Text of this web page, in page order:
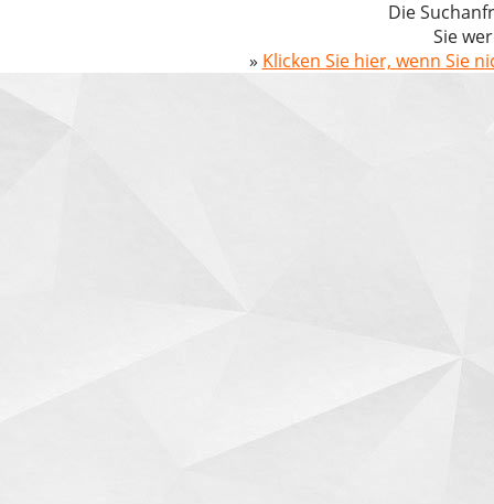
Die
Sie
» Klicken Sie hier, wenn Sie